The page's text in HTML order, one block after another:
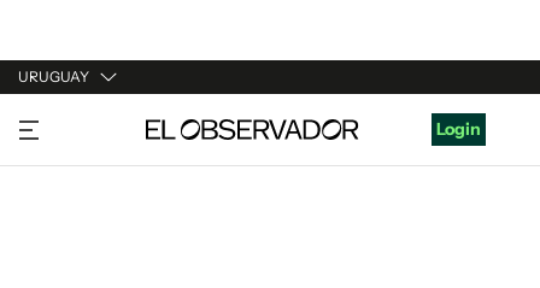
URUGUAY
URUGUAY
ARGENTINA
Login